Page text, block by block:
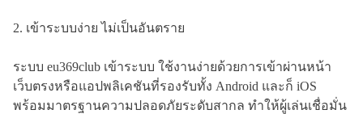
2. เข้าระบบง่าย ไม่เป็นอันตราย
ระบบ eu369club เข้าระบบ ใช้งานง่ายด้วยการเข้าผ่านหน้า
เว็บตรงหรือแอปพลิเคชันที่รองรับทั้ง Android และก็ iOS
พร้อมมาตรฐานความปลอดภัยระดับสากล ทำให้ผู้เล่นเชื่อมั่น